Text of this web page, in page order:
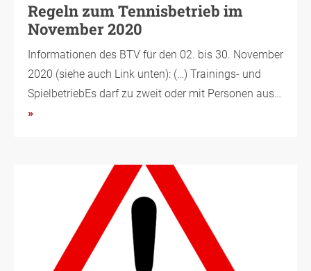
Regeln zum Tennisbetrieb im
November 2020
Informationen des BTV für den 02. bis 30. November
2020 (siehe auch Link unten): (…) Trainings- und
SpielbetriebEs darf zu zweit oder mit Personen aus…
»